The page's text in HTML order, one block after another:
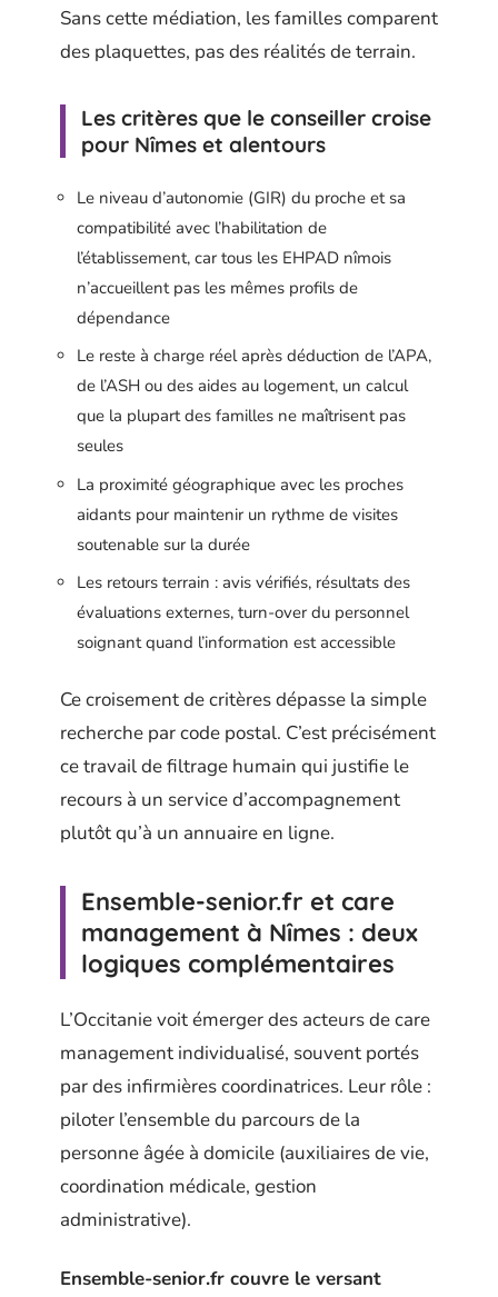
Sans cette médiation, les familles comparent
des plaquettes, pas des réalités de terrain.
Les critères que le conseiller croise
pour Nîmes et alentours
Le niveau d’autonomie (GIR) du proche et sa
compatibilité avec l’habilitation de
l’établissement, car tous les EHPAD nîmois
n’accueillent pas les mêmes profils de
dépendance
Le reste à charge réel après déduction de l’APA,
de l’ASH ou des aides au logement, un calcul
que la plupart des familles ne maîtrisent pas
seules
La proximité géographique avec les proches
aidants pour maintenir un rythme de visites
soutenable sur la durée
Les retours terrain : avis vérifiés, résultats des
évaluations externes, turn-over du personnel
soignant quand l’information est accessible
Ce croisement de critères dépasse la simple
recherche par code postal. C’est précisément
ce travail de filtrage humain qui justifie le
recours à un service d’accompagnement
plutôt qu’à un annuaire en ligne.
Ensemble-senior.fr et care
management à Nîmes : deux
logiques complémentaires
L’Occitanie voit émerger des acteurs de care
management individualisé, souvent portés
par des infirmières coordinatrices. Leur rôle :
piloter l’ensemble du parcours de la
personne âgée à domicile (auxiliaires de vie,
coordination médicale, gestion
administrative).
Ensemble-senior.fr couvre le versant